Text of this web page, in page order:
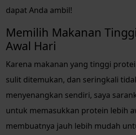
dapat Anda ambil!
Memilih Makanan
Awal Hari
Karena makanan yang tinggi
sulit ditemukan, dan seringkali
menyenangkan sendiri, saya
untuk memasukkan protein lebih
membuatnya jauh lebih mudah